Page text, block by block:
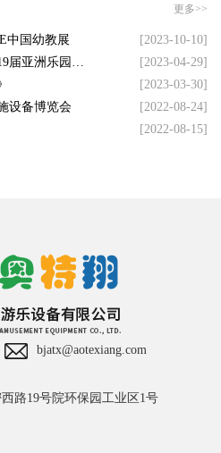
更多>>
中国幼教展
[2023-10-10]
届亚洲乐园及
[2023-04-29]
[2023-03-30]
设备博览会
[2022-08-24]
[2022-08-15]
bjatx@aotexiang.com
路19号院环保园工业区1号